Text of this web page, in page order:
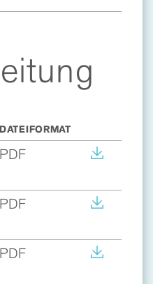
DATEIFORMAT
PDF
PDF
PDF